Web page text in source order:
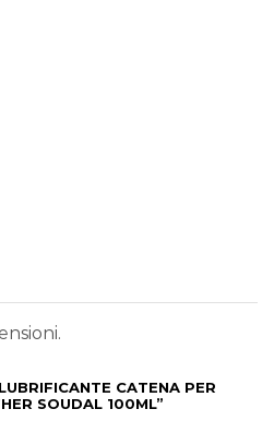
CATENA PER
SOUDAL 100ML”